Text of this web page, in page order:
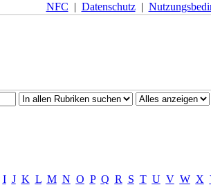
NFC | Datenschutz|
I J K L M N O P Q R S T U V W X